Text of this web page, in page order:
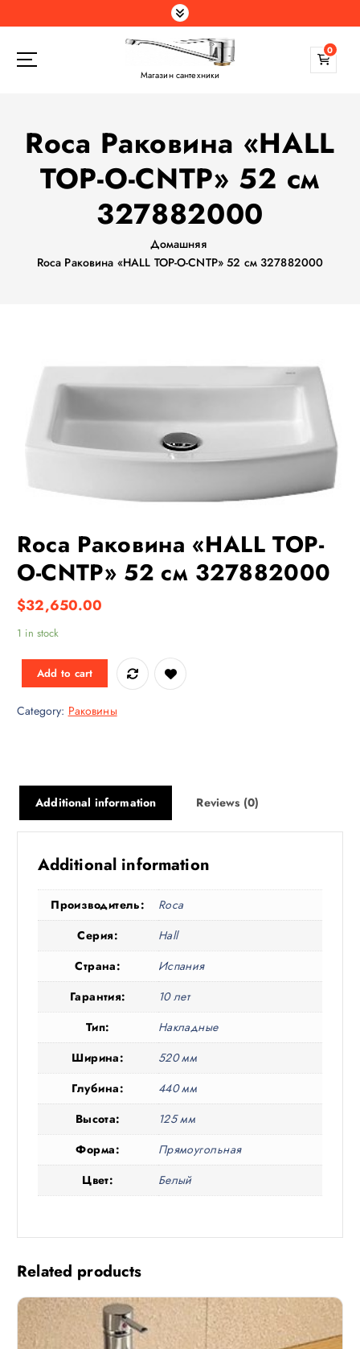
е
Магазин сантехники
0
Roca Раковина «HALL
TOP-O-CNTP» 52 см
327882000
Домашняя
Roca Раковина «HALL TOP-O-CNTP» 52 см 327882000
Roca Раковина «HALL TOP-
O-CNTP» 52 см 327882000
$32,650.00
1 in stock
Add to cart
Category: Раковины
Additional information Reviews (0)
Additional information
Производитель:
Roca
Серия:
Hall
Страна:
Испания
Гарантия:
10 лет
Тип:
Накладные
Ширина:
520 мм
Глубина:
440 мм
Высота:
125 мм
Форма:
Прямоугольная
Цвет:
Белый
Related products